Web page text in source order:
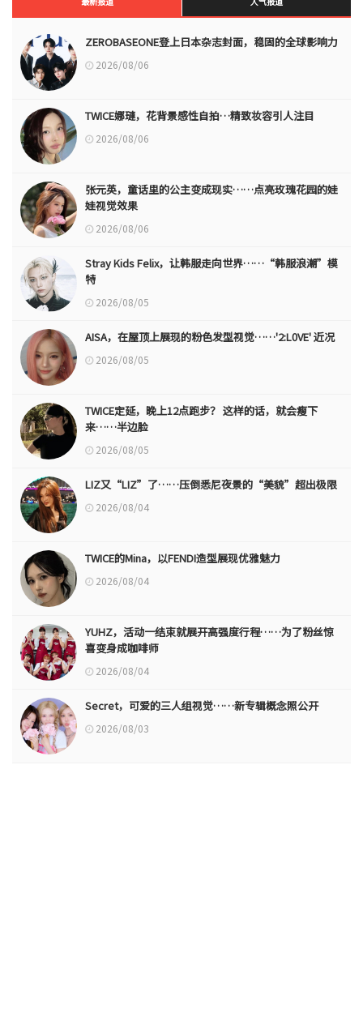
ZEROBASEONE登上日本杂志封面，稳固的全球影响力
2026/08/06
TWICE娜璉，花背景感性自拍…精致妆容引人注目
2026/08/06
张元英，童话里的公主变成现实……点亮玫瑰花园的娃
娃视觉效果
2026/08/06
Stray Kids Felix，让韩服走向世界……“韩服浪潮”模
特
2026/08/05
AISA，在屋顶上展现的粉色发型视觉……'2:L0VE' 近况
2026/08/05
TWICE定延，晚上12点跑步？ 这样的话，就会瘦下
来……半边脸
2026/08/05
LIZ又“LIZ”了……压倒悉尼夜景的“美貌”超出极限
2026/08/04
TWICE的Mina，以FENDI造型展现优雅魅力
2026/08/04
YUHZ，活动一结束就展开高强度行程……为了粉丝惊
喜变身成咖啡师
2026/08/04
Secret，可爱的三人组视觉……新专辑概念照公开
2026/08/03